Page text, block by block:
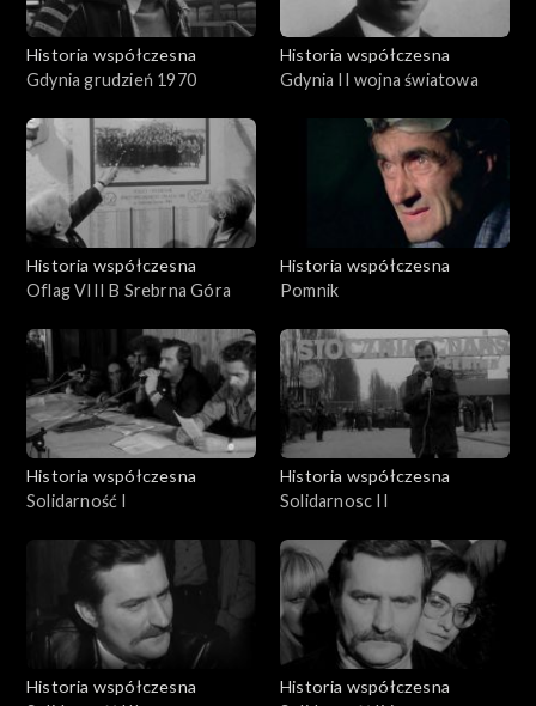
Historia współczesna
Gdynia grudzień 1970
Historia współczesna
Gdynia II wojna światowa
Historia współczesna
Oflag VIII B Srebrna Góra
Historia współczesna
Pomnik
Historia współczesna
Solidarność I
Historia współczesna
Solidarnosc II
Historia współczesna
Historia współczesna